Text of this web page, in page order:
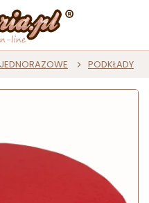
PODKŁADY